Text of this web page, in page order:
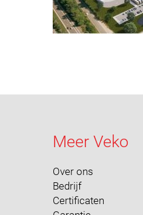
Meer Veko
Over ons
Bedrijf
Certificaten